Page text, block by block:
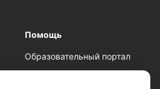
Помощь
Образовательный портал